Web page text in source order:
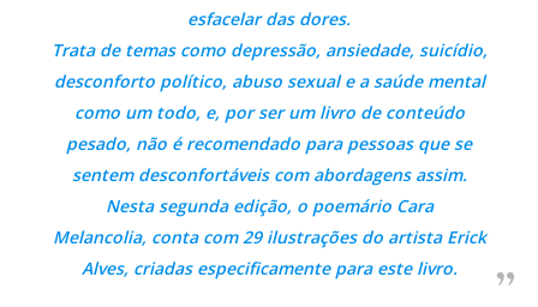
esfacelar das dores.
Trata de temas como depressão, ansiedade, suicídio,
desconforto político, abuso sexual e a saúde mental
como um todo, e, por ser um livro de conteúdo
pesado, não é recomendado para pessoas que se
sentem desconfortáveis com abordagens assim.
Nesta segunda edição, o poemário Cara
Melancolia, conta com 29 ilustrações do artista Erick
Alves, criadas especificamente para este livro.